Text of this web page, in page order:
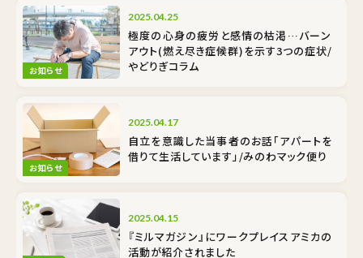
お知らせ
2025.04.25
極度の心身の疲労と感情の枯渇…バーン
アウト(燃え尽き症候群)を示す3つの症状/
やどりぎコラム
お知らせ
2025.04.17
自立を意識した当事者のお話「アパートを
借りて生活しています」/みのわマック便り
2025.04.15
『ミルマガジン』にワークプレイスアミカの
活動が紹介されました